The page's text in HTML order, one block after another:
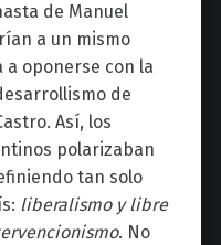
de Manuel
a un mismo
a oponerse con la
de
Así, los
polarizaban
tan solo
liberalismo y libre
. No